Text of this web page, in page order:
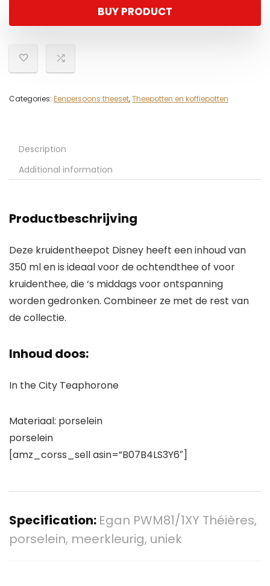
BUY PRODUCT
Categories: Eenpersoons theeset,Theepotten en koffiepotten
Description
Additional information
Productbeschrijving
Deze kruidentheepot Disney heeft een inhoud van
350 ml en is ideaal voor de ochtendthee of voor
kruidenthee, die ‘s middags voor ontspanning
worden gedronken. Combineer ze met de rest van
de collectie.
Inhoud doos:
In the City Teaphorone
Materiaal: porselein
porselein
[amz_corss_sell asin=”B07B4LS3Y6″]
Specification: Egan PWM81/1XY Théières,
porselein, meerkleurig, uniek